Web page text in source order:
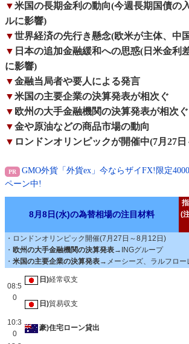
▼米国の長期金利の動向(今週長期国債の
ルに影響)
▼世界経済の先行き懸念(欧米が主体、中
▼ 日本の追加金融緩和への思惑(日米金利
に影響)
▼金融当局者や要人による発言
▼米国の主要企業の決算発表が相次ぐ
▼ 欧州の大手金融機関の決算発表が相次ぐ
▼金や原油などの商品市場の動向
▼ ロンドンオリンピックが開催中(7月27日
GMO外貨「外貨ex」今ならザイFX!限定
ペーン中!
8月8日(水)の為替相場の注目材料
(
・ロンドンオリンピック開催(7月27日～8月12日)
・ 欧州の大手金融機関の決算発表→ INGグループ
・ 米国の主要企業の決算発表→メーシーズ、ラルフロー
08:5
0
日)経常収支
日)貿易収支
10:3
0
豪)住宅ローン貸出